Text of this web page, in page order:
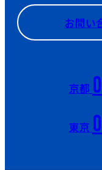
お問い
京都
東京